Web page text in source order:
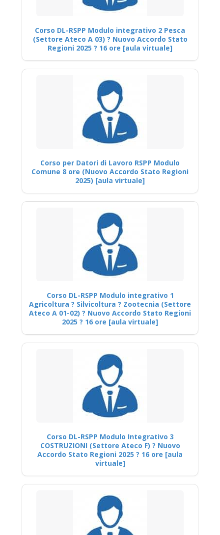
Corso DL-RSPP Modulo integrativo 2 Pesca
(Settore Ateco A 03) ? Nuovo Accordo Stato
Regioni 2025 ? 16 ore [aula virtuale]
Corso per Datori di Lavoro RSPP Modulo
Comune 8 ore (Nuovo Accordo Stato Regioni
2025) [aula virtuale]
Corso DL-RSPP Modulo integrativo 1
Agricoltura ? Silvicoltura ? Zootecnia (Settore
Ateco A 01-02) ? Nuovo Accordo Stato Regioni
2025 ? 16 ore [aula virtuale]
Corso DL-RSPP Modulo Integrativo 3
COSTRUZIONI (Settore Ateco F) ? Nuovo
Accordo Stato Regioni 2025 ? 16 ore [aula
virtuale]